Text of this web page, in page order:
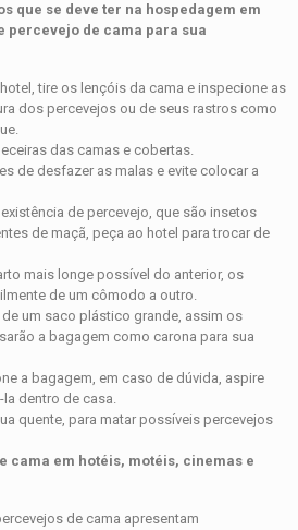
que se deve ter na hospedagem em
percevejo de cama para sua
tire os lençóis da cama e inspecione as
dos percevejos ou de seus rastros como
das camas e cobertas.
de desfazer as malas e evite colocar a
de percevejo, que são insetos
de maçã, peça ao hotel para trocar de
mais longe possível do anterior, os
de um cômodo a outro.
um saco plástico grande, assim os
a bagagem como carona para sua
a bagagem, em caso de dúvida, aspire
dentro de casa.
quente, para matar possíveis percevejos
cama em hotéis, motéis, cinemas e
de cama apresentam